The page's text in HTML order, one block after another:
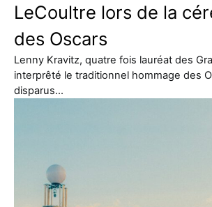
LeCoultre lors de la
des Oscars
Lenny Kravitz, quatre fois lauréat des
interprêté le traditionnel hommage des
disparus…